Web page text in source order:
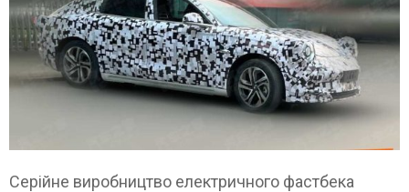
Серійне виробництво електричного фастбека